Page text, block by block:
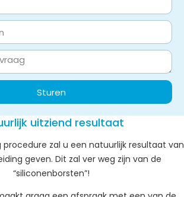
Sturen
uitziend resultaat
procedure zal u een natuurlijk resultaat van
geven. Dit zal ver weg zijn van de
“siliconenborsten”!